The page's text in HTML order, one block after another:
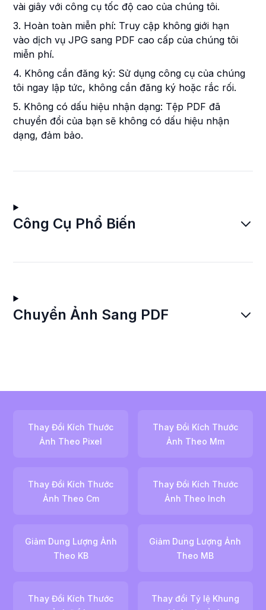
vài giây với công cụ tốc độ cao của chúng tôi.
3. Hoàn toàn miễn phí: Truy cập không giới hạn
vào dịch vụ JPG sang PDF cao cấp của chúng tôi
miễn phí.
4. Không cần đăng ký: Sử dụng công cụ của chúng
tôi ngay lập tức, không cần đăng ký hoặc rắc rối.
5. Không có dấu hiệu nhận dạng: Tệp PDF đã
chuyển đổi của bạn sẽ không có dấu hiệu nhận
dạng, đảm bảo.
Công Cụ Phổ Biến
Chuyển Ảnh Sang PDF
Thay Đổi Kích Thước
Ảnh Theo Pixel
Thay Đổi Kích Thước
Ảnh Theo Mm
Thay Đổi Kích Thước
Ảnh Theo Cm
Thay Đổi Kích Thước
Ảnh Theo Inch
Giảm Dung Lượng Ảnh
Theo KB
Giảm Dung Lượng Ảnh
Theo MB
Thay Đổi Kích Thước
Thay đổi Tỷ lệ Khung